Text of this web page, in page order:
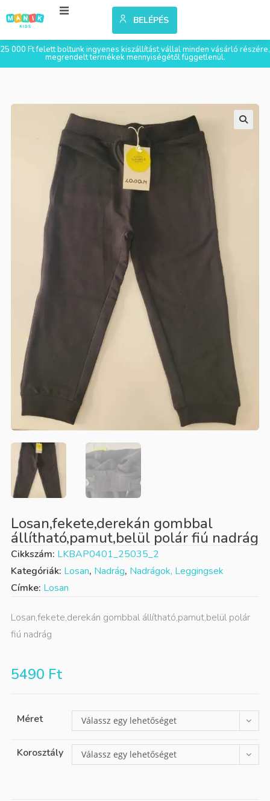
BELÉPÉS
25 000 Ft felett boltunk ingyenes kiszállítást vállal minden vásárló részére,
megrendelt termékek mennyiségétől függetlenül.
Losan,fekete,derekán gombbal
állítható,pamut,belül polár fiú nadrág
Cikkszám: LKBAP0401_25035_2
Kategóriák: Losan, Nadrág, Nadrágok, Leggingsek
Címke: Losan
Losan,fekete,derekán gombbal állítható,pamut,belül polár
fiú nadrág
5490 Ft
Méret Válassz egy lehetőséget
Korosztály Válassz egy lehetőséget